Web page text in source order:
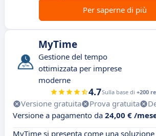
Per saperne di più
MyTime
Gestione del tempo
ottimizzata per imprese
moderne
4.7Sulla base di +200
Versione gratuita Prova gratuita
Versione a pagamento da 24,00 € /
MyTime si presenta come una